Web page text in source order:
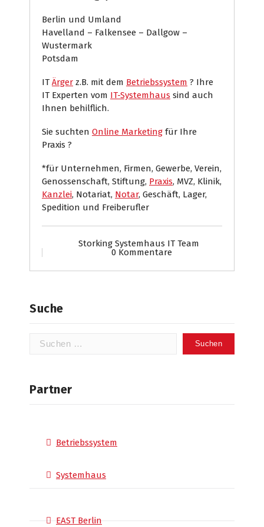
Berlin und Umland
Havelland – Falkensee – Dallgow –
Wustermark
Potsdam
IT Ärger z.B. mit dem Betriebssystem ? Ihre
IT Experten vom IT-Systemhaus sind auch
Ihnen behilflich.
Sie suchten Online Marketing für Ihre
Praxis ?
*für Unternehmen, Firmen, Gewerbe, Verein,
Genossenschaft, Stiftung, Praxis, MVZ, Klinik,
Kanzlei, Notariat, Notar, Geschäft, Lager,
Spedition und Freiberufler
Storking Systemhaus IT Team
0 Kommentare
Suche
Suchen
Partner
Betriebssystem
Systemhaus
EAST Berlin